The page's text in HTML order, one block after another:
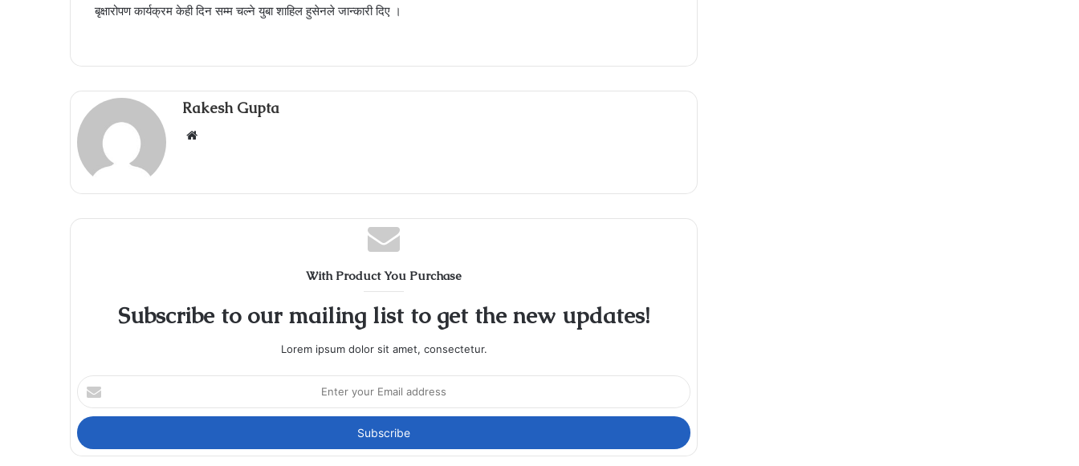
बृक्षारोपण कार्यक्रम केही दिन सम्म चल्ने युबा शाहिल हुसेनले जान्कारी दिए ।
Rakesh Gupta
Website
With Product You Purchase
Subscribe to our mailing list to get the new updates!
Lorem ipsum dolor sit amet, consectetur.
Enter
your
Email
address